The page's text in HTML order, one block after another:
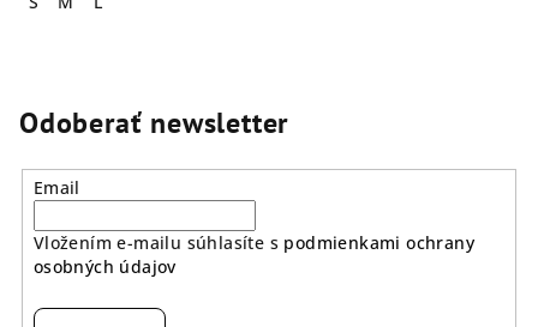
Odoberať newsletter
Email
Vložením e-mailu súhlasíte s podmienkami ochrany
osobných údajov